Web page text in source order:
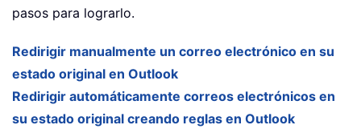
pasos para lograrlo.
Redirigir manualmente un correo electrónico en su
estado original en Outlook
Redirigir automáticamente correos electrónicos en
su estado original creando reglas en Outlook